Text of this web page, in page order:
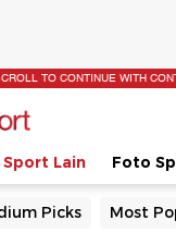
TO CONTINUE WITH
Sport Lain Foto
Picks Most